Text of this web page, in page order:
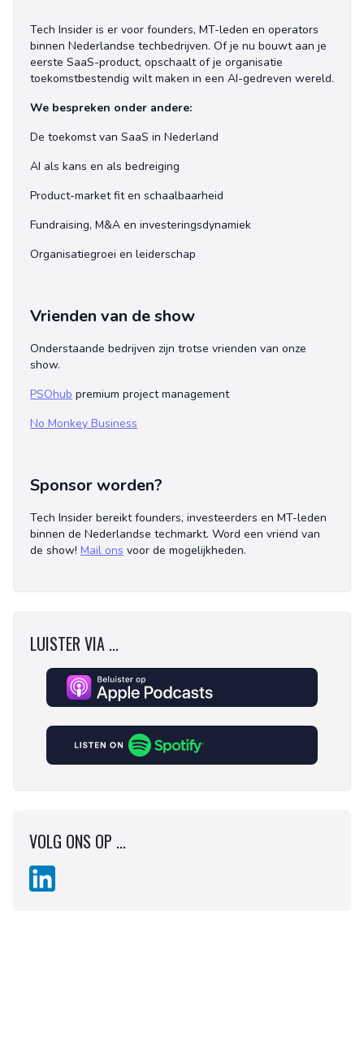
Tech Insider is er voor founders, MT-leden en operators
binnen Nederlandse techbedrijven. Of je nu bouwt aan je
eerste SaaS-product, opschaalt of je organisatie
toekomstbestendig wilt maken in een AI-gedreven wereld.
We bespreken onder andere:
De toekomst van SaaS in Nederland
AI als kans en als bedreiging
Product-market fit en schaalbaarheid
Fundraising, M&A en investeringsdynamiek
Organisatiegroei en leiderschap
Vrienden van de show
Onderstaande bedrijven zijn trotse vrienden van onze
show.
PSOhub premium project management
No Monkey Business
Sponsor worden?
Tech Insider bereikt founders, investeerders en MT-leden
binnen de Nederlandse techmarkt. Word een vriend van
de show! Mail ons voor de mogelijkheden.
LUISTER VIA ...
VOLG ONS OP ...